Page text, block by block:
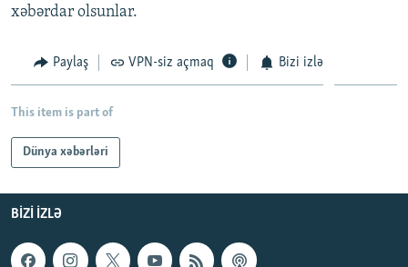
BIZIMLƏ ƏLAQƏ
xəbərdar olsunlar.
Paylaş VPN-siz açmaq Bizi izlə
This item is part of
Dünya xəbərləri
BIZI IZLƏ